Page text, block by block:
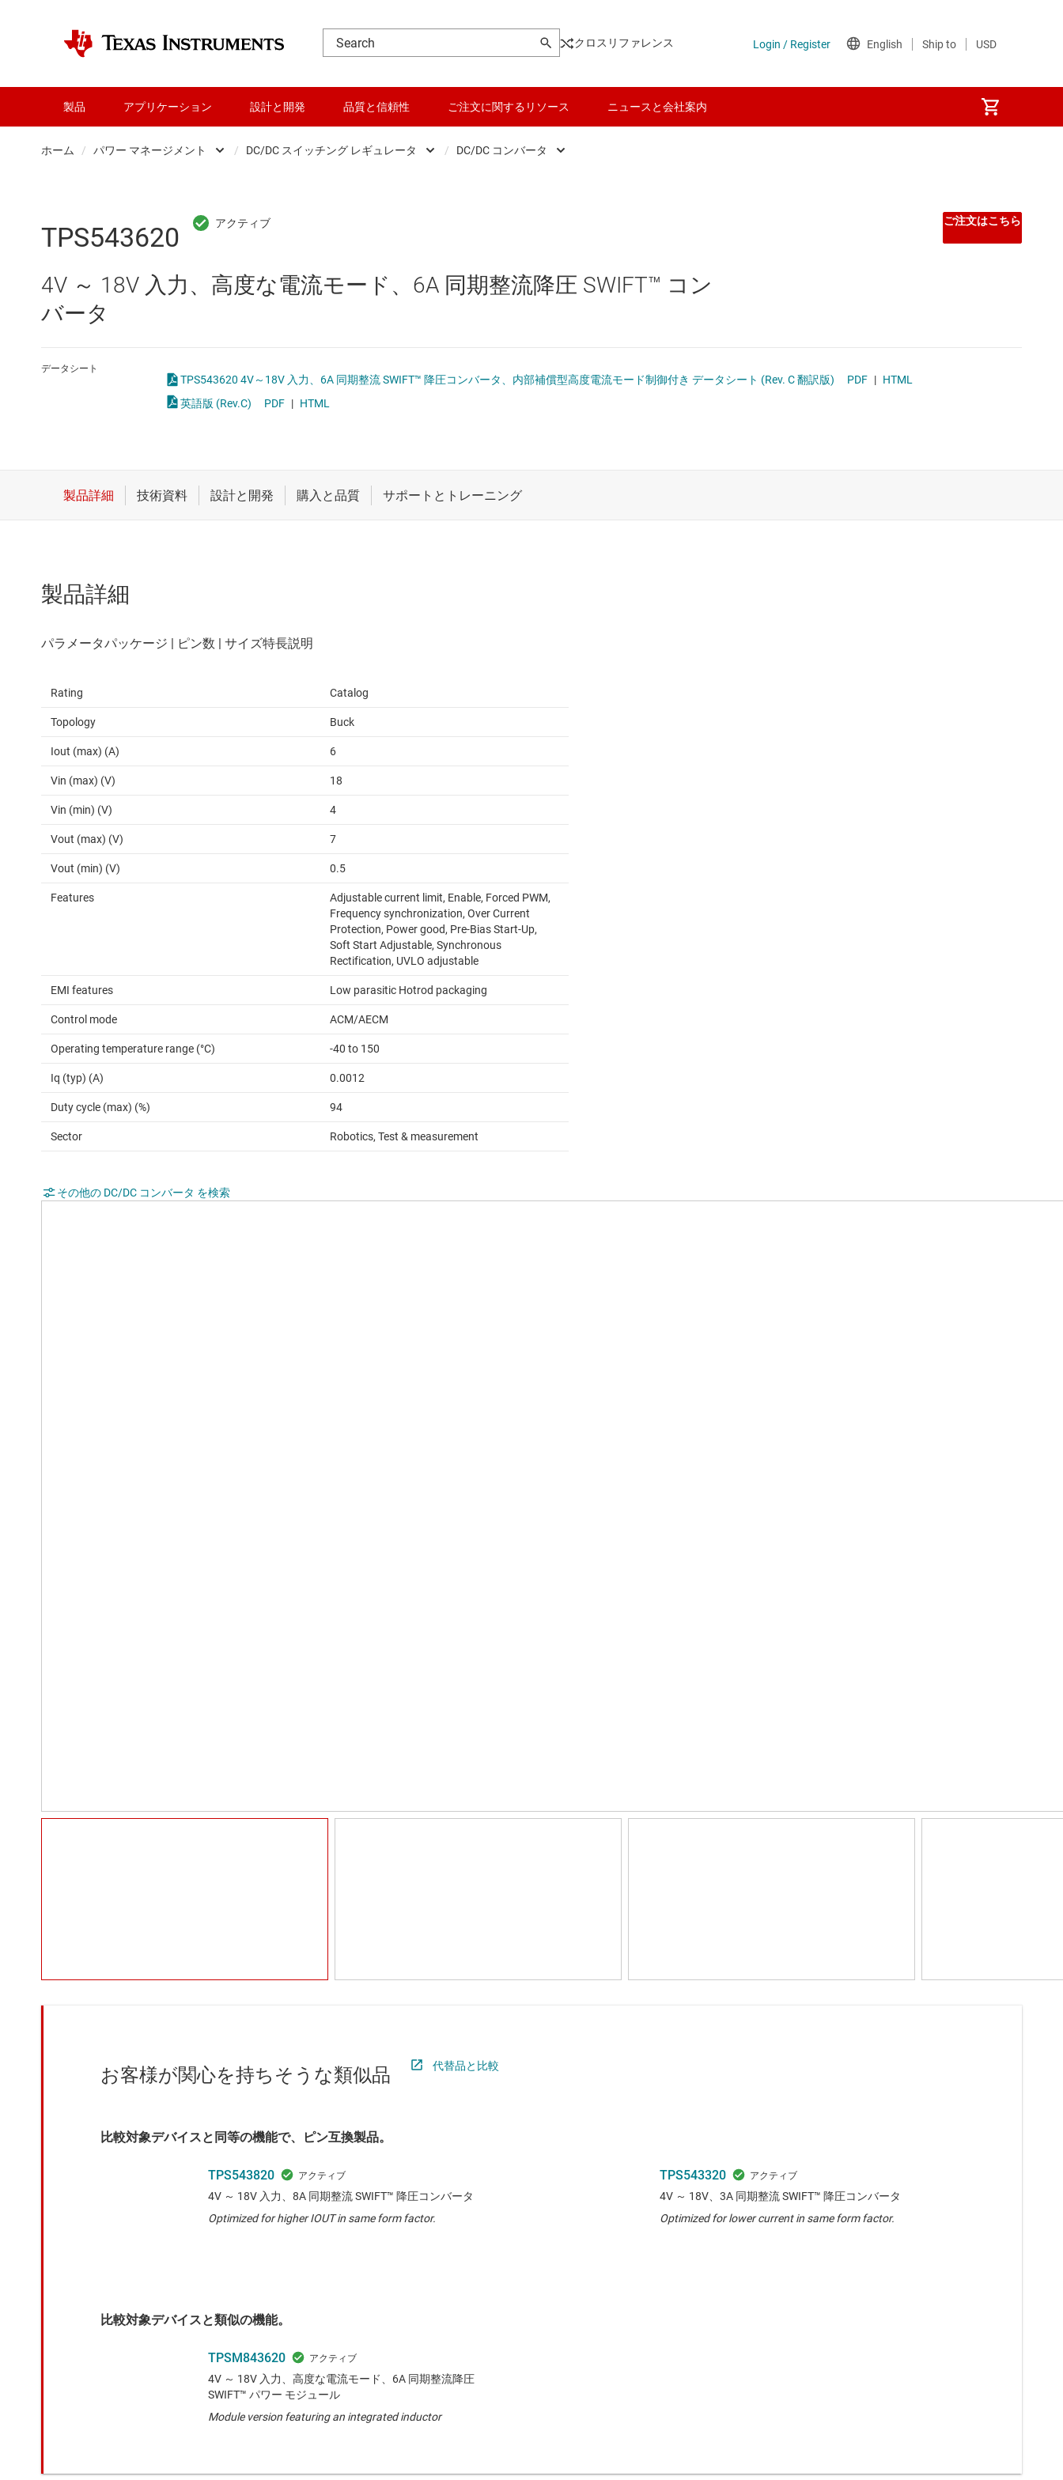
クロスリファレンス
製品 アプリケーション 設計と開発 品質と信頼性 ご注文に関するリソース ニュースと会社案内
ホーム / パワー マネージメント
RF とマイクロ波
インターフェイス
スイッチ/マルチプレクサ
マイコン (MCU) / プロセッサ
/ DC/DC スイッチング レギュレータ
DDR メモリ向け電源 IC シーケンサ
/ DC/DC コンバータ
TPS543620
4V ～ 18V 入力、高度な電流モード、6A 同期整流降圧 SWIFT™ コン
バータ
ご注文はこちら
データシート
TPS543620 4V～18V 入力、6A 同期整流 SWIFT™ 降圧コンバータ、内部補償型高度電流モード制御付き データシート (Rev. C 翻訳版) PDF | HTML
英語版 (Rev.C)
PDF | HTML
製品詳細
Rating Catalog
Topology Buck
Iout (max) (A) 6
Vin (max) (V) 18
Vin (min) (V) 4
Vout (max) (V) 7
Vout (min) (V) 0.5
Features
Adjustable current limit, Enable, Forced PWM,
Frequency synchronization, Over Current
Protection, Power good, Pre-Bias Start-Up,
Soft Start Adjustable, Synchronous
Rectification, UVLO adjustable
EMI features Low parasitic Hotrod packaging
Control mode ACM/AECM
Operating temperature range (°C) -40 to 150
Iq (typ) (A) 0.0012
Duty cycle (max) (%) 94
Sector Robotics, Test & measurement
その他の DC/DC コンバータ を検索
お客様が関心を持ちそうな類似品 代替品と比較
比較対象デバイスと同等の機能で、ピン互換製品。
TPS543820
4V ～ 18V 入力、8A 同期整流 SWIFT™ 降圧コンバータ
Optimized for higher IOUT in same form factor.
TPS543320
4V ～ 18V、3A 同期整流 SWIFT™ 降圧コンバータ
Optimized for lower current in same form factor.
比較対象デバイスと類似の機能。
TPSM843620
4V ～ 18V 入力、高度な電流モード、6A 同期整流降圧
SWIFT™ パワー モジュール
Module version featuring an integrated inductor